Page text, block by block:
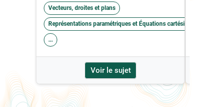
Vecteurs, droites et plans
Représentations paramétriques et Équations cartésiennes
...
Voir le sujet